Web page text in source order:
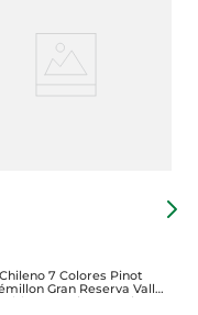
7 Colores Pinot
Gran Reserva Valle
Meio Seco Tinto